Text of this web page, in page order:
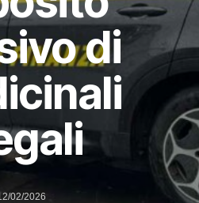
di
02/2026